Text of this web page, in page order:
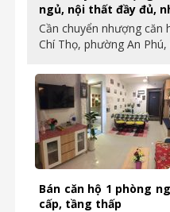
ngủ, nội thất đầy đủ,
Cần chuyển nhượng căn
Chí Thọ, phường An
Bán căn hộ 1 phòng
cấp, tầng thấp